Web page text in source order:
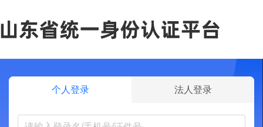
个人登录 法人登录